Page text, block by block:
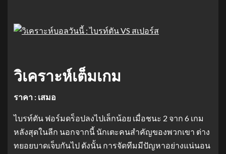
วิเคราะห์เต็มเกม
ราคา : เสมอ
ไบรท์ตัน ฟอร์มดร็อปลงไปเล็กน้อย เมื่อชนะ 2 จาก 6 เกม
หลังสุดในลีก นอกจากนี้ นักเตะคนสำคัญของพวกเขา ต่าง
ทยอยบาดเจ็บกันไป ดังนั้น การจัดทีมมีปัญหาอย่างแน่นอน